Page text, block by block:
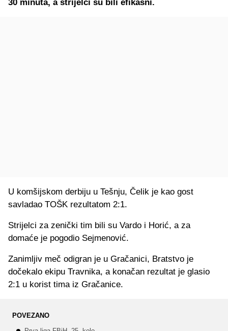
30 minuta, a strijelci su bili efikasni.
U komšijskom derbiju u Tešnju, Čelik je kao gost
savladao TOŠK rezultatom 2:1.
Strijelci za zenički tim bili su Vardo i Horić, a za
domaće je pogodio Sejmenović.
Zanimljiv meč odigran je u Gračanici, Bratstvo je
dočekalo ekipu Travnika, a konačan rezultat je glasio
2:1 u korist tima iz Gračanice.
POVEZANO